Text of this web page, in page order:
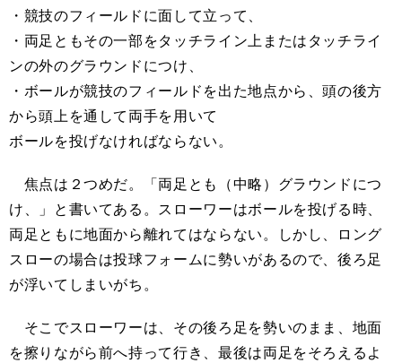
・競技のフィールドに面して立って、
・両足ともその一部をタッチライン上またはタッチライ
ンの外のグラウンドにつけ、
・ボールが競技のフィールドを出た地点から、頭の後方
から頭上を通して両手を用いて
ボールを投げなければならない。
焦点は２つめだ。「両足とも（中略）グラウンドにつ
け、」と書いてある。スローワーはボールを投げる時、
両足ともに地面から離れてはならない。しかし、ロング
スローの場合は投球フォームに勢いがあるので、後ろ足
が浮いてしまいがち。
そこでスローワーは、その後ろ足を勢いのまま、地面
を擦りながら前へ持って行き、最後は両足をそろえるよ